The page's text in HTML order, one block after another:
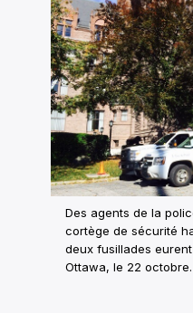
Des agents de la
cortège de sécurité
deux fusillades
Ottawa, le 22 octobre.